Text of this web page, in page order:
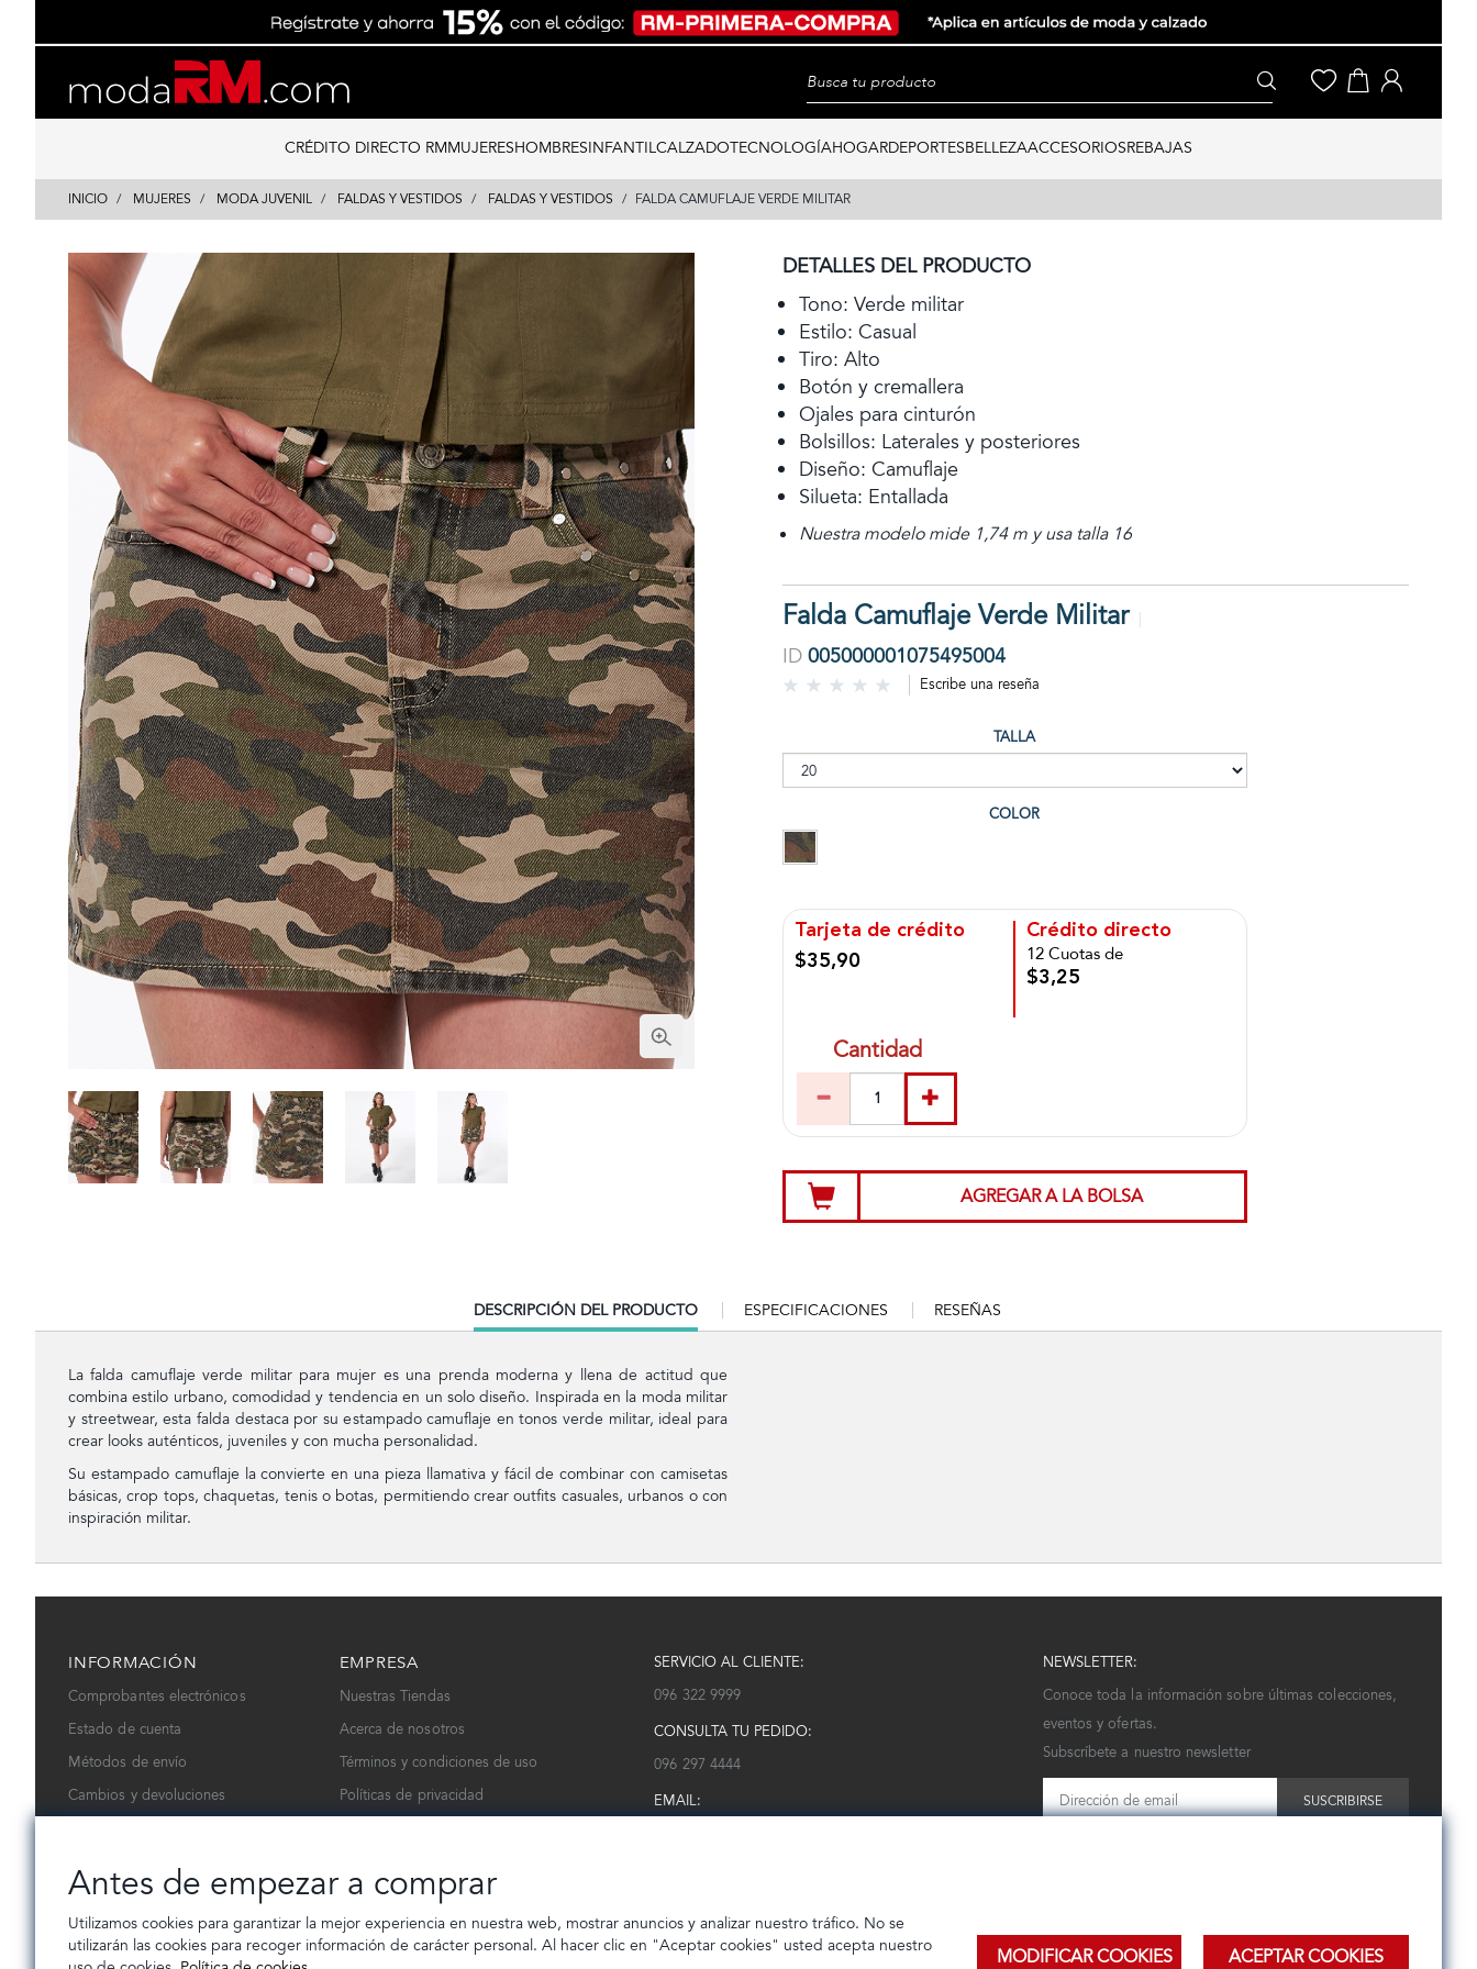
content
navigation
CRÉDITO DIRECTO RMMUJERESHOMBRESINFANTILCALZADOTECNOLOGÍAHOGARDEPORTESBELLEZAACCESORIOSREBAJAS
INICIO MUJERES MODA JUVENIL FALDAS Y VESTIDOS FALDAS Y VESTIDOS FALDA CAMUFLAJE VERDE MILITAR
DETALLES DEL PRODUCTO
Tono: Verde militar
Estilo: Casual
Tiro: Alto
Botón y cremallera
Ojales para cinturón
Bolsillos: Laterales y posteriores
Diseño: Camuflaje
Silueta: Entallada
Nuestra modelo mide 1,74 m y usa talla 16
Falda Camuflaje Verde Militar
ID 005000001075495004
Escribe una reseña
TALLA
COLOR
Tarjeta de crédito
$35,90
Crédito directo
12 Cuotas de
$3,25
Cantidad
AGREGAR A LA BOLSA
CURRENT
TAB:
DESCRIPCIÓN DEL PRODUCTO ESPECIFICACIONES RESEÑAS
La falda camuflaje verde militar para mujer es una prenda moderna y llena de actitud que
combina estilo urbano, comodidad y tendencia en un solo diseño. Inspirada en la moda militar
y streetwear, esta falda destaca por su estampado camuflaje en tonos verde militar, ideal para
crear looks auténticos, juveniles y con mucha personalidad.
Su estampado camuflaje la convierte en una pieza llamativa y fácil de combinar con camisetas
básicas, crop tops, chaquetas, tenis o botas, permitiendo crear outfits casuales, urbanos o con
inspiración militar.
INFORMACIÓN
Comprobantes electrónicos
Estado de cuenta
Métodos de envío
Cambios y devoluciones
EMPRESA
Nuestras Tiendas
Acerca de nosotros
Términos y condiciones de uso
Políticas de privacidad
SERVICIO AL CLIENTE:
096 322 9999
CONSULTA TU PEDIDO:
096 297 4444
EMAIL:
NEWSLETTER:
Conoce toda la información sobre últimas colecciones,
eventos y ofertas.
Subscríbete a nuestro newsletter
SUSCRIBIRSE
Antes de empezar a comprar
Utilizamos cookies para garantizar la mejor experiencia en nuestra web, mostrar anuncios y analizar nuestro tráfico. No se
utilizarán las cookies para recoger información de carácter personal. Al hacer clic en "Aceptar cookies" usted acepta nuestro
MODIFICAR COOKIES ACEPTAR COOKIES